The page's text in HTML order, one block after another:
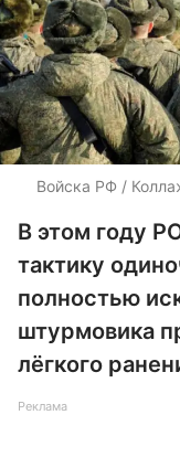
Войска РФ /
В этом году
тактику
полностью
штурмовика
лёгкого
Реклама